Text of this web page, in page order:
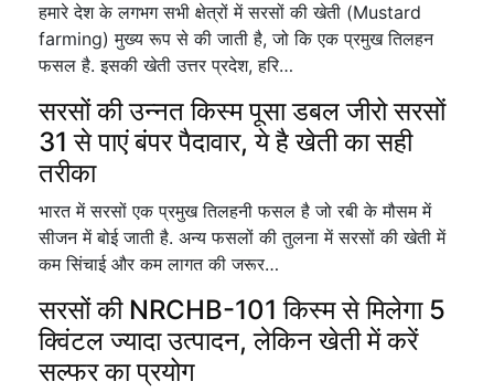
हमारे देश के लगभग सभी क्षेत्रों में सरसों की खेती (Mustard
farming) मुख्य रूप से की जाती है, जो कि एक प्रमुख तिलहन
फसल है. इसकी खेती उत्तर प्रदेश, हरि…
सरसों की उन्नत किस्म पूसा डबल जीरो सरसों
31 से पाएं बंपर पैदावार, ये है खेती का सही
तरीका
भारत में सरसों एक प्रमुख तिलहनी फसल है जो रबी के मौसम में
सीजन में बोई जाती है. अन्य फसलों की तुलना में सरसों की खेती में
कम सिंचाई और कम लागत की जरूर…
सरसों की NRCHB-101 किस्म से मिलेगा 5
क्विंटल ज्यादा उत्पादन, लेकिन खेती में करें
सल्फर का प्रयोग